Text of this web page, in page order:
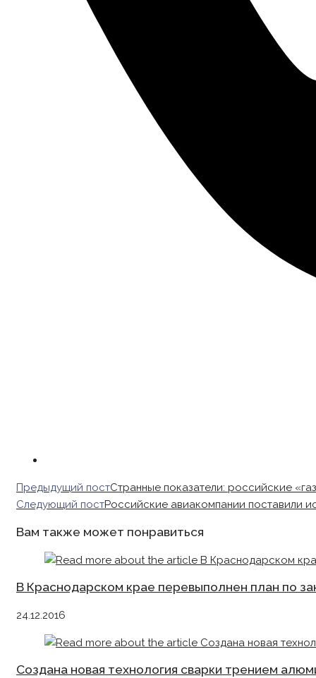
Read
more
Предыдущий постСтранные показатели: российские
Следующий постРоссийские авиакомпании поставили
Вам также может понравиться
В Краснодарском крае перевыполнен план по
24.12.2016
Создана новая технология сварки трением